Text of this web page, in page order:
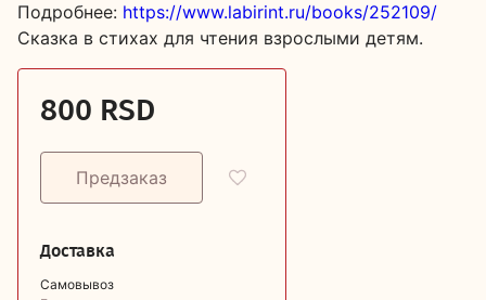
Подробнее: https://www.labirint.ru/books/252109/
Сказка в стихах для чтения взрослыми детям.
800 RSD
Доставка
Самовывоз